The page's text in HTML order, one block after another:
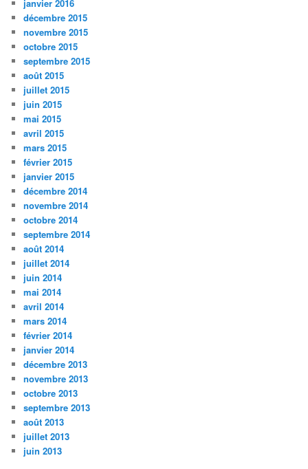
janvier 2016
décembre 2015
novembre 2015
octobre 2015
septembre 2015
août 2015
juillet 2015
juin 2015
mai 2015
avril 2015
mars 2015
février 2015
janvier 2015
décembre 2014
novembre 2014
octobre 2014
septembre 2014
août 2014
juillet 2014
juin 2014
mai 2014
avril 2014
mars 2014
février 2014
janvier 2014
décembre 2013
novembre 2013
octobre 2013
septembre 2013
août 2013
juillet 2013
juin 2013